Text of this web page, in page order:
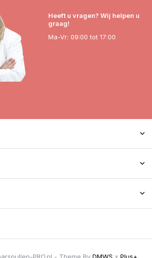
Heeft u vragen? Wij helpen u
graag!
Ma-Vr: 09:00 tot 17:00